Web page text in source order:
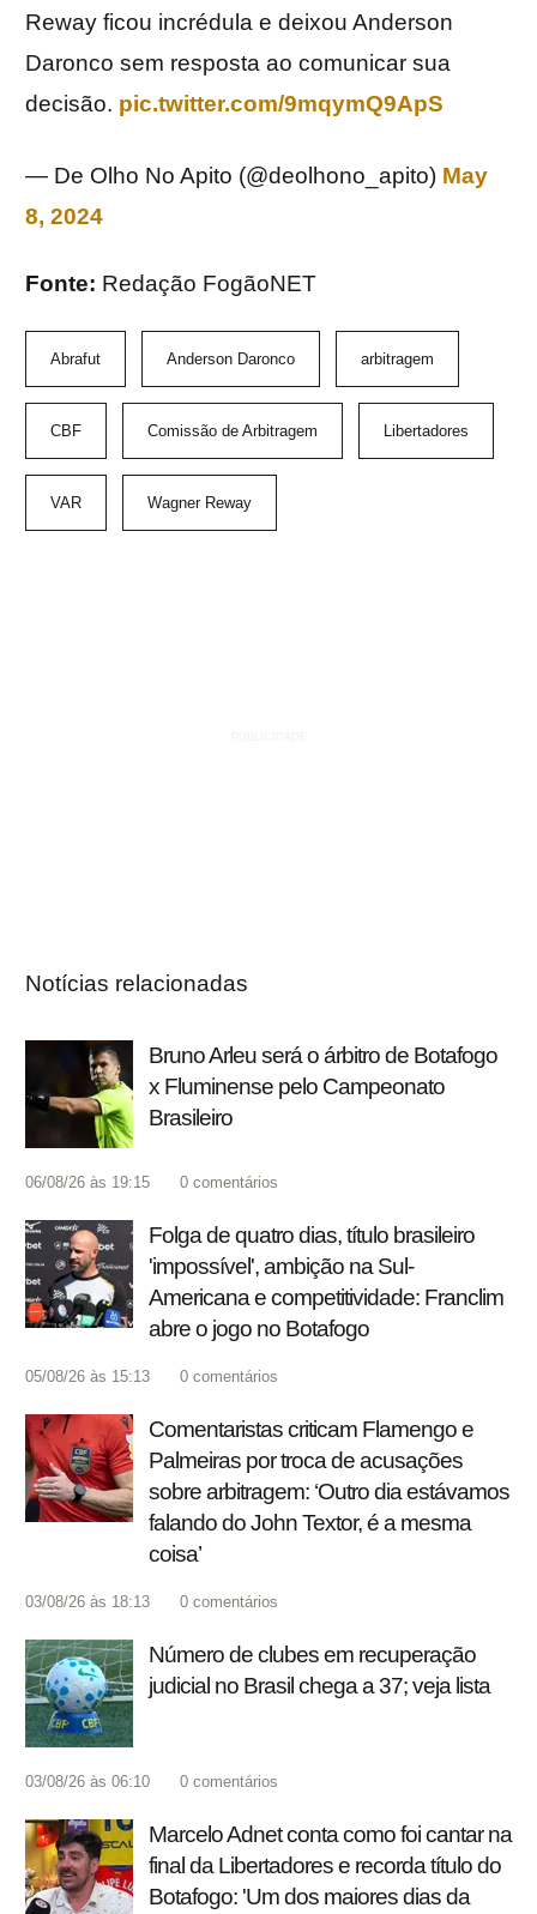
Reway ficou incrédula e deixou Anderson
Daronco sem resposta ao comunicar sua
decisão. pic.twitter.com/9mqymQ9ApS
— De Olho No Apito (@deolhono_apito) May
8, 2024
Fonte: Redação FogãoNET
Abrafut Anderson Daronco arbitragem
CBF Comissão de Arbitragem Libertadores
VAR Wagner Reway
Notícias relacionadas
Bruno Arleu será o árbitro de Botafogo
x Fluminense pelo Campeonato
Brasileiro
06/08/26 às 19:15 0 comentários
Folga de quatro dias, título brasileiro
'impossível', ambição na Sul-
Americana e competitividade: Franclim
abre o jogo no Botafogo
05/08/26 às 15:13 0 comentários
Comentaristas criticam Flamengo e
Palmeiras por troca de acusações
sobre arbitragem: ‘Outro dia estávamos
falando do John Textor, é a mesma
coisa’
03/08/26 às 18:13 0 comentários
Número de clubes em recuperação
judicial no Brasil chega a 37; veja lista
03/08/26 às 06:10 0 comentários
Marcelo Adnet conta como foi cantar na
final da Libertadores e recorda título do
Botafogo: 'Um dos maiores dias da